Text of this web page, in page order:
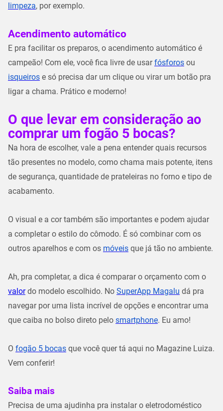
limpeza, por exemplo.
Acendimento automático
E pra facilitar os preparos, o acendimento automático é
campeão! Com ele, você fica livre de usarfósforos ou
isqueiros e só precisa dar um clique ou virar um botão pra
ligar a chama. Prático e moderno!
O que levar em consideração ao
comprar um fogão 5 bocas?
Na hora de escolher, vale a pena entender quais recursos
tão presentes no modelo, como chama mais potente, itens
de segurança, quantidade de prateleiras no forno e tipo de
acabamento.
O visual e a cor também são importantes e podem ajudar
a completar o estilo do cômodo. É só combinar com os
outros aparelhos e com os móveis que já tão no ambiente.
Ah, pra completar, a dica é comparar o orçamento com o
valordo modelo escolhido. No SuperApp Magalu dá pra
navegar por uma lista incrível de opções e encontrar uma
que caiba no bolso direto pelo smartphone. Eu amo!
O fogão 5 bocas que você quer tá aqui no Magazine Luiza.
Vem conferir!
Saiba mais
Precisa de uma ajudinha pra instalar o eletrodoméstico